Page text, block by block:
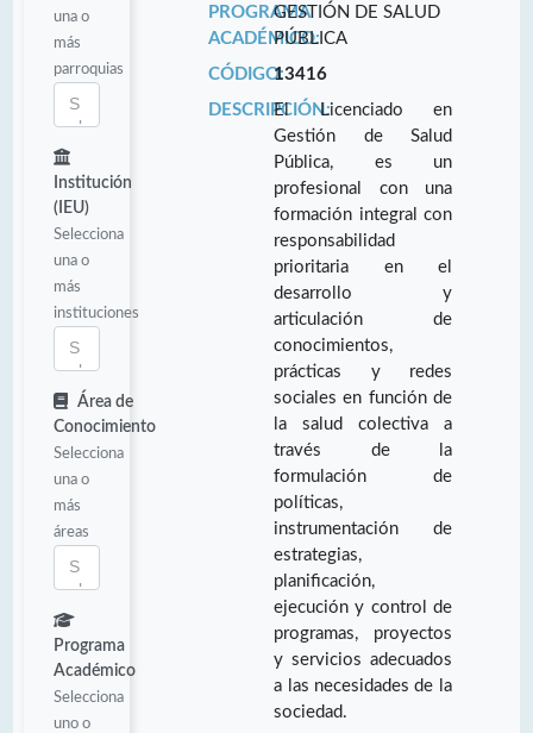
una o
más
parroquias
Institución
(IEU)
Selecciona
una o
más
instituciones
Área de
Conocimiento
Selecciona
una o
más
áreas
Programa
Académico
Selecciona
uno o
PROGRAMA
ACADÉMICO:
GESTIÓN DE SALUD
PÚBLICA
CÓDIGO:13416
DESCRIPCIÓN:El Licenciado en
Gestión de Salud
Pública, es un
profesional con una
formación integral con
responsabilidad
prioritaria en el
desarrollo y
articulación de
conocimientos,
prácticas y redes
sociales en función de
la salud colectiva a
través de la
formulación de
políticas,
instrumentación de
estrategias,
planificación,
ejecución y control de
programas, proyectos
y servicios adecuados
a las necesidades de la
sociedad.